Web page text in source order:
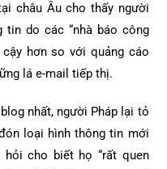
châu Âu cho thấy người
tin do các “nhà báo công
hơn so với quảng cáo
lá e-mail tiếp thị.
nhất, người Pháp lại tỏ
loại hình thông tin mới
cho biết họ “rất quen